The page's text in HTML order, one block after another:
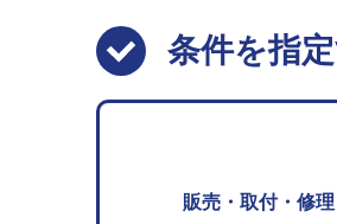
条件を指
販売・取付・修理